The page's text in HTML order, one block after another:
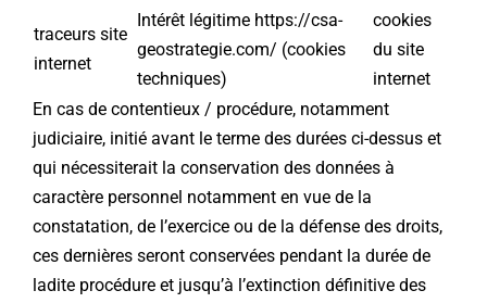
traceurs site
internet
Intérêt légitime https://csa-
geostrategie.com/ (cookies
techniques)
cookies
du site
internet
En cas de contentieux / procédure, notamment
judiciaire, initié avant le terme des durées ci-dessus et
qui nécessiterait la conservation des données à
caractère personnel notamment en vue de la
constatation, de l’exercice ou de la défense des droits,
ces dernières seront conservées pendant la durée de
ladite procédure et jusqu’à l’extinction définitive des